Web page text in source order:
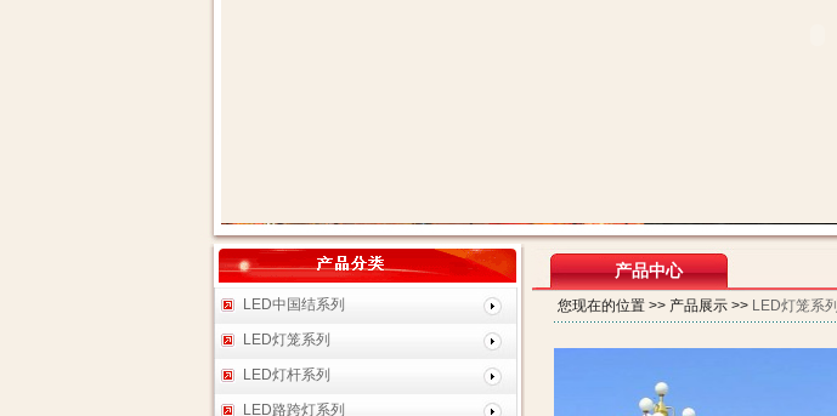
LED中国结系列
LED灯笼系列
LED灯杆系列
LED路跨灯系列
产品中心
您现在的位置 >> 产品展示 >> LED灯笼系列